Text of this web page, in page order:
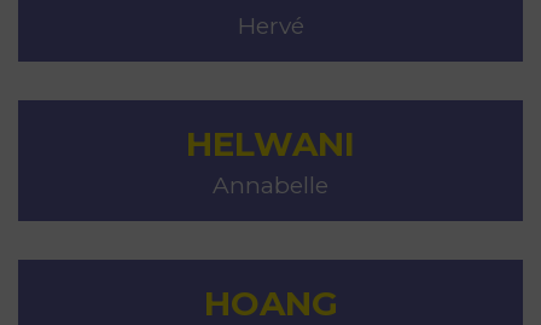
Hervé
HELWANI
Annabelle
HOANG